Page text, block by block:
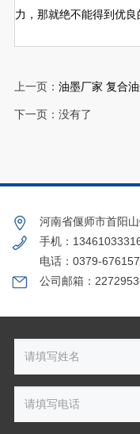
力，那就绝不能得到优良
上一页： 油墨厂家 复合
下一页：没有了
河南省偃师市首阳
手机：
电话：0379-
公司邮箱：